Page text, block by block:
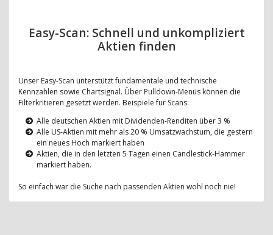
Easy-Scan: Schnell und unkompliziert
Aktien finden
Unser Easy-Scan unterstützt fundamentale und technische
Kennzahlen sowie Chartsignal. Über Pulldown-Menüs können die
Filterkritieren gesetzt werden. Beispiele für Scans:
Alle deutschen Aktien mit Dividenden-Renditen über 3 %
Alle US-Aktien mit mehr als 20 % Umsatzwachstum, die gestern
ein neues Hoch markiert haben
Aktien, die in den letzten 5 Tagen einen Candlestick-Hammer
markiert haben.
So einfach war die Suche nach passenden Aktien wohl noch nie!